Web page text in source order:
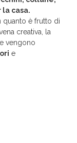
casa.
quanto è frutto di
creativa, la
vengono
e